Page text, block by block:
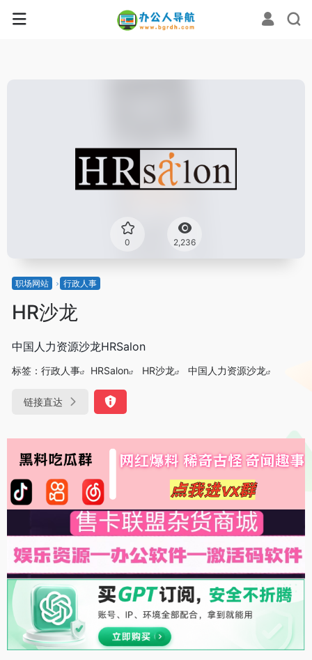
0 2,236
职场网站 行政人事
HR沙龙
中国人力资源沙龙HRSalon
标签： 行政人事 HRSalon HR沙龙 中国人力资源沙龙
链接直达